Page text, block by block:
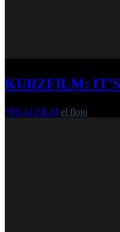
KURZFILM:
*REALFILM el flojo